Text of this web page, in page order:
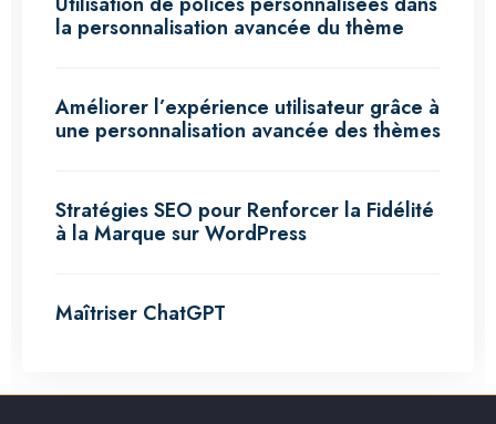
la personnalisation avancée du thème
Améliorer l’expérience utilisateur grâce à
une personnalisation avancée des thèmes
Stratégies SEO pour Renforcer la Fidélité
à la Marque sur WordPress
Maîtriser ChatGPT